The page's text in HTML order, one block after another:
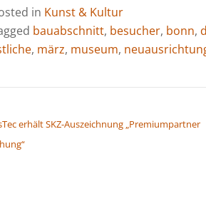
in Kunst & Kultur
bauabschnitt, besucher, bonn,
, märz, museum,
erhält SKZ-Auszeichnung „Premiumpartner